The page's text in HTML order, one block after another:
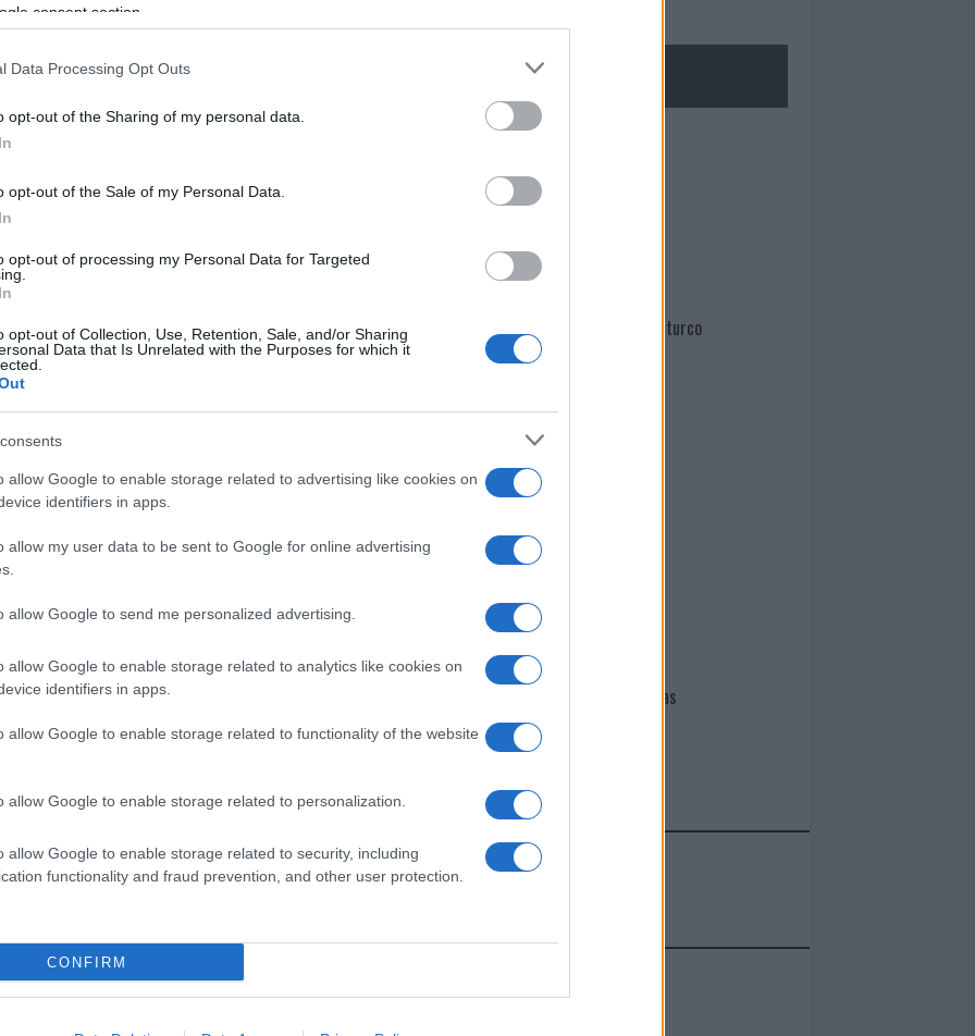
consent section.
Data Processing Opt Outs
opt-out of the Sharing of my personal data.
opt-out of the Sale of my Personal Data.
opt-out of processing my Personal Data for Targeted
opt-out of Collection, Use, Retention, Sale, and/or Sharing
Data that Is Unrelated with the Purposes for which it
allow Google to enable storage related to advertising like cookies on
identifiers in apps.
allow my user data to be sent to Google for online advertising
allow Google to send me personalized advertising.
allow Google to enable storage related to analytics like cookies on
identifiers in apps.
allow Google to enable storage related to functionality of the website
allow Google to enable storage related to personalization.
allow Google to enable storage related to security, including
functionality and fraud prevention, and other user protection.
CONFIRM
nella sezioneLogin
di GalluraOggi.it
i tuoi video e le tue foto
+39 345 356 7512
news da
Prossimo articolo
NECROLOGIE
Martina Agostina Diturco
I nostri cari
I nostri cari
Giovannimaria Cabras
Invia un Comunicato Stampa|Pubblicità|Segnala